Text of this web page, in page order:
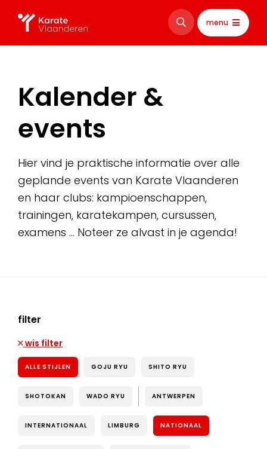
menu
Kalender &
events
Hier vind je praktische informatie over alle
geplande events van Karate Vlaanderen
en haar clubs: kampioenschappen,
trainingen, karatekampen, cursussen,
examens … Noteer ze alvast in je agenda!
filter
wis filter
ALLE STIJLEN GOJU RYU SHITO RYU
SHOTOKAN WADO RYU ANTWERPEN
INTERNATIONAAL LIMBURG NATIONAAL